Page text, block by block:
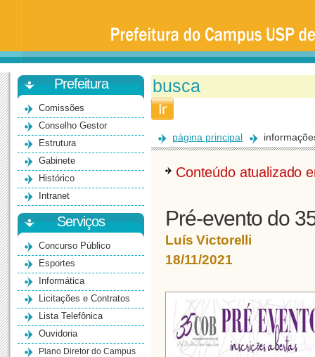
Universidade
São
Paulo
-
BauruPrefeitura
Comissões
Conselho Gestor
Estrutura
Gabinete
Histórico
Intranet
Serviços
Concurso Público
Esportes
Informática
Licitações e Contratos
Lista Telefônica
Ouvidoria
Plano Diretor do Campus
página principal
Conteúdo atualizado
Pré-evento do
Luís Victorelli
18/11/2021